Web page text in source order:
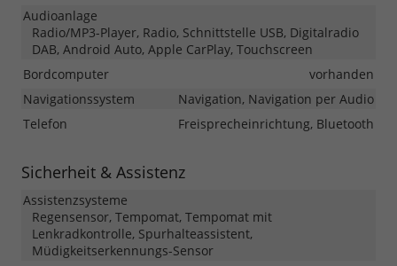
Audioanlage
Radio/MP3-Player, Radio, Schnittstelle USB, Digitalradio
DAB, Android Auto, Apple CarPlay, Touchscreen
Bordcomputer
vorhanden
Navigationssystem
Navigation, Navigation per Audio
Telefon
Freisprecheinrichtung, Bluetooth
Sicherheit & Assistenz
Assistenzsysteme
Regensensor, Tempomat, Tempomat mit
Lenkradkontrolle, Spurhalteassistent,
Müdigkeitserkennungs-Sensor